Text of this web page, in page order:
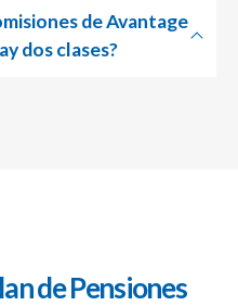
de Avantage
dos clases?
de Pensiones